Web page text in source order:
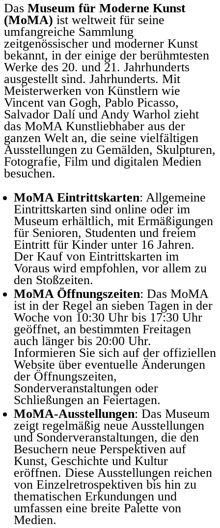
Das Museum für Moderne Kunst
(MoMA) ist weltweit für seine
umfangreiche Sammlung
zeitgenössischer und moderner Kunst
bekannt, in der einige der berühmtesten
Werke des 20. und 21. Jahrhunderts
ausgestellt sind. Jahrhunderts. Mit
Meisterwerken von Künstlern wie
Vincent van Gogh, Pablo Picasso,
Salvador Dalí und Andy Warhol zieht
das MoMA Kunstliebhaber aus der
ganzen Welt an, die seine vielfältigen
Ausstellungen zu Gemälden, Skulpturen,
Fotografie, Film und digitalen Medien
besuchen.
MoMA Eintrittskarten: Allgemeine
Eintrittskarten sind online oder im
Museum erhältlich, mit Ermäßigungen
für Senioren, Studenten und freiem
Eintritt für Kinder unter 16 Jahren.
Der Kauf von Eintrittskarten im
Voraus wird empfohlen, vor allem zu
den Stoßzeiten.
MoMA Öffnungszeiten: Das MoMA
ist in der Regel an sieben Tagen in der
Woche von 10:30 Uhr bis 17:30 Uhr
geöffnet, an bestimmten Freitagen
auch länger bis 20:00 Uhr.
Informieren Sie sich auf der offiziellen
Website über eventuelle Änderungen
der Öffnungszeiten,
Sonderveranstaltungen oder
Schließungen an Feiertagen.
MoMA-Ausstellungen: Das Museum
zeigt regelmäßig neue Ausstellungen
und Sonderveranstaltungen, die den
Besuchern neue Perspektiven auf
Kunst, Geschichte und Kultur
eröffnen. Diese Ausstellungen reichen
von Einzelretrospektiven bis hin zu
thematischen Erkundungen und
umfassen eine breite Palette von
Medien.